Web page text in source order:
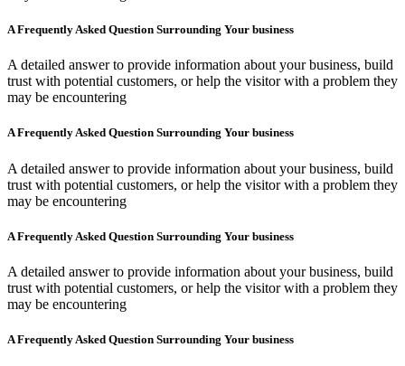
A Frequently Asked Question Surrounding Your business
A detailed answer to provide information about your business, build
trust with potential customers, or help the visitor with a problem they
may be encountering
A Frequently Asked Question Surrounding Your business
A detailed answer to provide information about your business, build
trust with potential customers, or help the visitor with a problem they
may be encountering
A Frequently Asked Question Surrounding Your business
A detailed answer to provide information about your business, build
trust with potential customers, or help the visitor with a problem they
may be encountering
A Frequently Asked Question Surrounding Your business